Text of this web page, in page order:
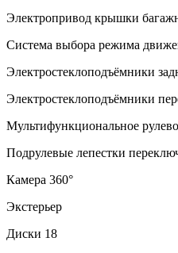
Электропривод крышки
Система выбора режима
Электростеклоподъёмники
Электростеклоподъёмники
Мультифункциональное
Подрулевые лепестки
Камера 360°
Экстерьер
Диски 18